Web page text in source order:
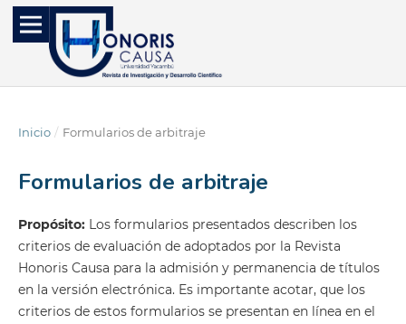
Inicio / Formularios de arbitraje
Formularios de arbitraje
Propósito:Los formularios presentados describen los
criterios de evaluación de adoptados por la Revista
Honoris Causa para la admisión y permanencia de títulos
en la versión electrónica. Es importante acotar, que los
criterios de estos formularios se presentan en línea en el